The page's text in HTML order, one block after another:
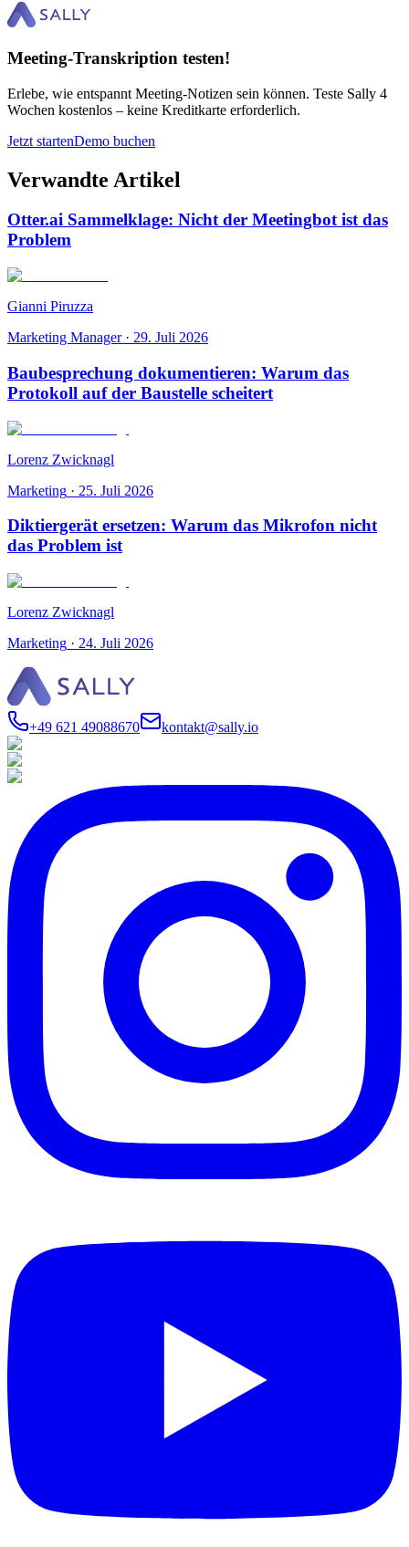
Meeting-Transkription testen!
Erlebe, wie entspannt Meeting-Notizen sein können. Teste Sally 4
Wochen kostenlos – keine Kreditkarte erforderlich.
Jetzt startenDemo buchen
Verwandte Artikel
Otter.ai Sammelklage: Nicht der Meetingbot ist das
Problem
Gianni Piruzza
Marketing Manager· 29. Juli 2026
Baubesprechung dokumentieren: Warum das
Protokoll auf der Baustelle scheitert
Lorenz Zwicknagl
Marketing · 25. Juli 2026
Diktiergerät ersetzen: Warum das Mikrofon nicht
das Problem ist
Lorenz Zwicknagl
Marketing · 24. Juli 2026
+49 621 49088670 kontakt@sally.io